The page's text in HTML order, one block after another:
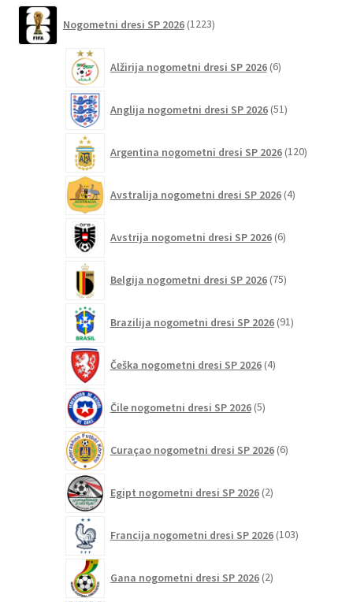
Nogometni dresi SP 2026 1223izdelkov
Alžirija nogometni dresi SP 2026 6izdelkov
Anglija nogometni dresi SP 2026 51izdelkov
Argentina nogometni dresi SP 2026 120izdelkov
Avstralija nogometni dresi SP 2026 4izdelki
Avstrija nogometni dresi SP 2026 6izdelkov
Belgija nogometni dresi SP 2026 75izdelkov
Brazilija nogometni dresi SP 2026 91izdelkov
Češka nogometni dresi SP 2026 4izdelki
Čile nogometni dresi SP 2026 5izdelkov
Curaçao nogometni dresi SP 2026 6izdelkov
Egipt nogometni dresi SP 2026 2izdelka
Francija nogometni dresi SP 2026 103izdelki
Gana nogometni dresi SP 2026 2izdelka